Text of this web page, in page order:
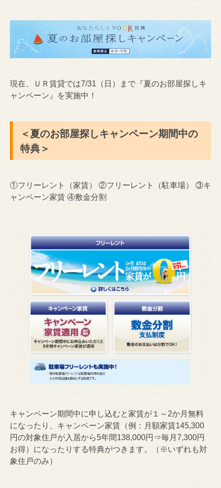
現在、ＵＲ賃貸では7/31（日）まで『夏のお部屋探しキ
ャンペーン』を実施中！
＜夏のお部屋探しキャンペーン期間中の
特典＞
①フリーレント（家賃） ②フリーレント（駐車場） ③キ
ャンペーン家賃 ④敷金分割
キャンペーン期間中に申し込むと家賃が１～2か月無料
になったり、キャンペーン家賃（例：月額家賃145,300
円の対象住戸が入居から5年間138,000円⇒毎月7,300円
お得）になったりする特典がつきます。（※いずれも対
象住戸のみ）